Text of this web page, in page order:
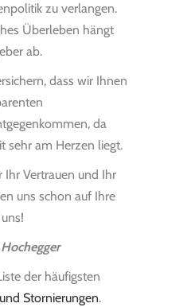
zu verlangen.
Überleben hängt
ab.
dass wir Ihnen
da
sehr am Herzen liegt.
Vertrauen und Ihr
uns schon auf Ihre
der häufigsten
Stornierungen.